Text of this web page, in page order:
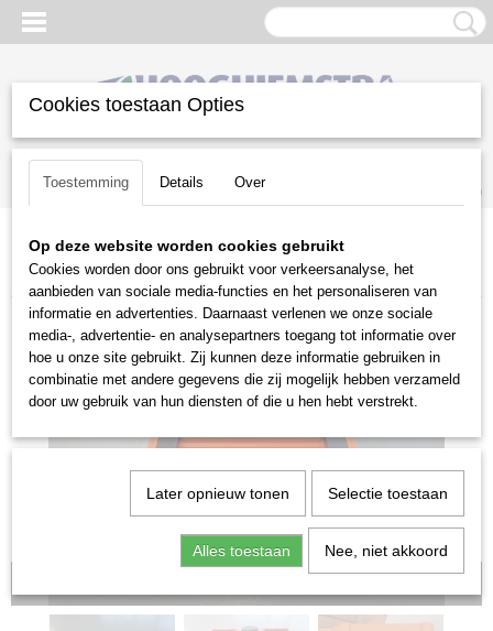
Inloggen Registreren
(0)
Home >Gazononderhoud>Stihl accu programma
Stihl accubox Maat S
Cookies toestaan Opties
Toestemming Details Over
Op deze website worden cookies gebruikt
Cookies worden door ons gebruikt voor verkeersanalyse, het
aanbieden van sociale media-functies en het personaliseren van
informatie en advertenties. Daarnaast verlenen we onze sociale
media-, advertentie- en analysepartners toegang tot informatie over
hoe u onze site gebruikt. Zij kunnen deze informatie gebruiken in
combinatie met andere gegevens die zij mogelijk hebben verzameld
door uw gebruik van hun diensten of die u hen hebt verstrekt.
Later opnieuw tonen Selectie toestaan
Alles toestaan Nee, niet akkoord